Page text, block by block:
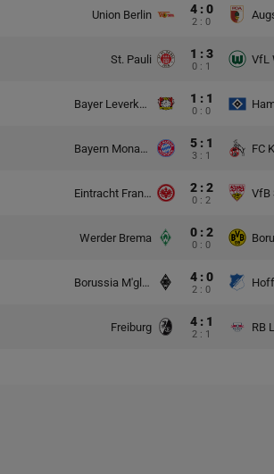
Union Berlin 4 : 0
2 : 0
St. Pauli 1 : 3
0 : 1
VfL
Bayer Leverkusen 1 : 1
0 : 0
Bayern Monachium 5 : 1
3 : 1
FC
Eintracht Frankfurt 2 : 2
0 : 2
VfB
Werder Brema 0 : 2
0 : 0
Borussia M'gladbach 4 : 0
2 : 0
Freiburg 4 : 1
2 : 1
RB